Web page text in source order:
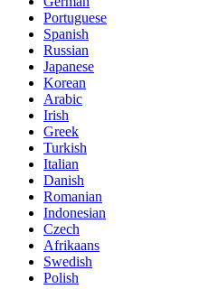
Portuguese
Spanish
Russian
Japanese
Korean
Arabic
Irish
Greek
Turkish
Italian
Danish
Romanian
Indonesian
Czech
Afrikaans
Swedish
Polish